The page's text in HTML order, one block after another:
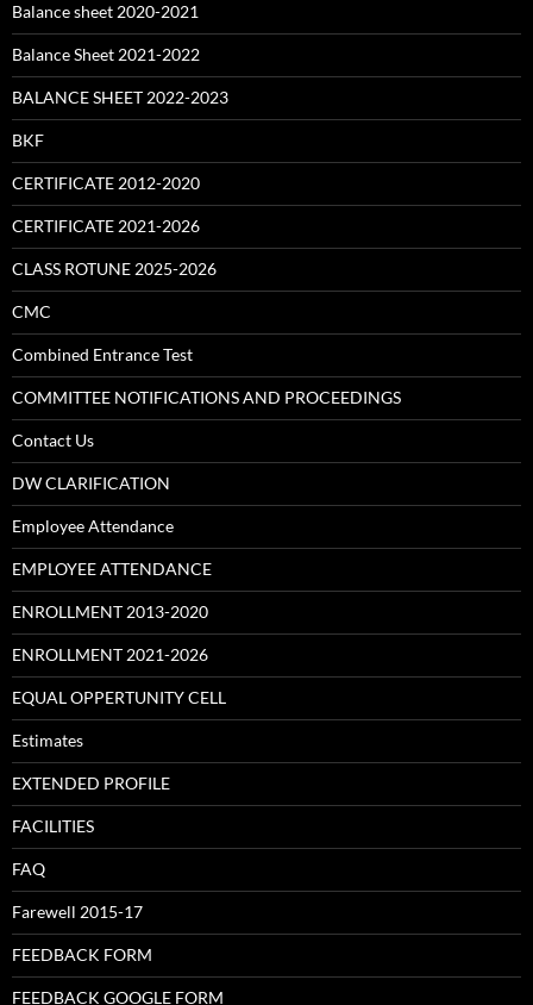
Balance sheet 2020-2021
Balance Sheet 2021-2022
BALANCE SHEET 2022-2023
BKF
CERTIFICATE 2012-2020
CERTIFICATE 2021-2026
CLASS ROTUNE 2025-2026
CMC
Combined Entrance Test
COMMITTEE NOTIFICATIONS AND PROCEEDINGS
Contact Us
DW CLARIFICATION
Employee Attendance
EMPLOYEE ATTENDANCE
ENROLLMENT 2013-2020
ENROLLMENT 2021-2026
EQUAL OPPERTUNITY CELL
Estimates
EXTENDED PROFILE
FACILITIES
FAQ
Farewell 2015-17
FEEDBACK FORM
FEEDBACK GOOGLE FORM